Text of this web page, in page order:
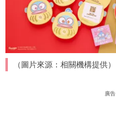
（圖片來源：相關機構提供）
廣告